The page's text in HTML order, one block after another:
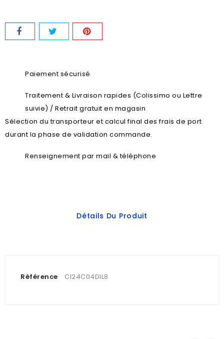
Paiement sécurisé
Traitement & Livraison rapides (Colissimo ou Lettre
suivie) / Retrait gratuit en magasin
Sélection du transporteur et calcul final des frais de port
durant la phase de validation commande.
Renseignement par mail & téléphone
Détails Du Produit
Référence CI24C04DIL8